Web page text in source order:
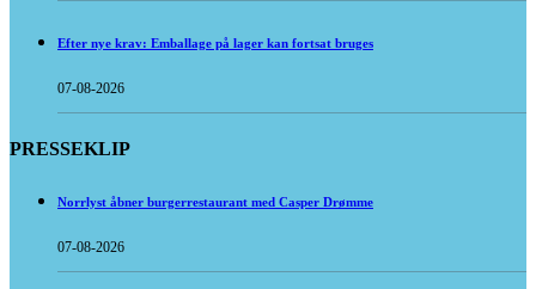
Efter nye krav: Emballage på lager kan fortsat bruges
07-08-2026
PRESSEKLIP
Norrlyst åbner burgerrestaurant med Casper Drømme
07-08-2026